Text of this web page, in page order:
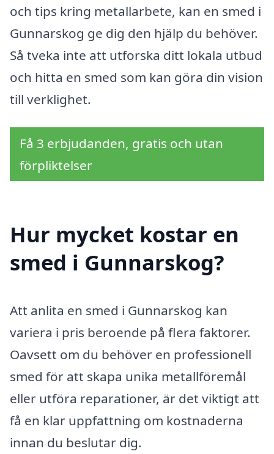
och tips kring metallarbete, kan en smed i
Gunnarskog ge dig den hjälp du behöver.
Så tveka inte att utforska ditt lokala utbud
och hitta en smed som kan göra din vision
till verklighet.
Få 3 erbjudanden, gratis och utan
förpliktelser
Hur mycket kostar en
smed i Gunnarskog?
Att anlita en smed i Gunnarskog kan
variera i pris beroende på flera faktorer.
Oavsett om du behöver en professionell
smed för att skapa unika metallföremål
eller utföra reparationer, är det viktigt att
få en klar uppfattning om kostnaderna
innan du beslutar dig.